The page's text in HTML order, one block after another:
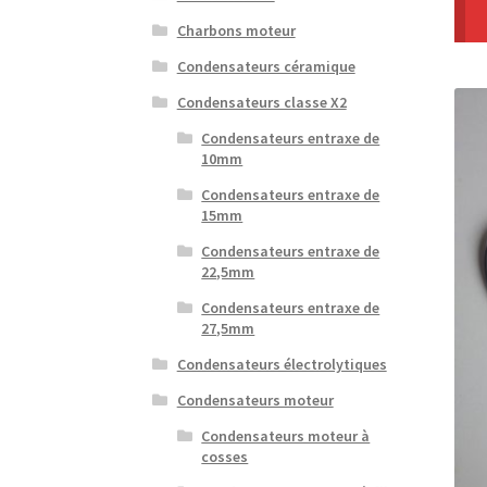
Charbons moteur
Condensateurs céramique
Condensateurs classe X2
Condensateurs entraxe de
10mm
Condensateurs entraxe de
15mm
Condensateurs entraxe de
22,5mm
Condensateurs entraxe de
27,5mm
Condensateurs électrolytiques
Condensateurs moteur
Condensateurs moteur à
cosses